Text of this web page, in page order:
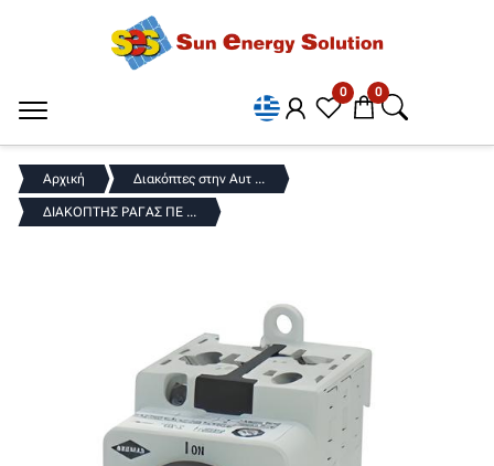
0 0
Αρχική Διακόπτες στην Αυτ ...
ΔΙΑΚΟΠΤΗΣ ΡΑΓΑΣ ΠΕ ...